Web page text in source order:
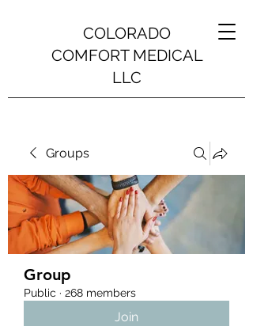
COLORADO
COMFORT MEDICAL
LLC
Groups
Group
Public · 268 members
Join